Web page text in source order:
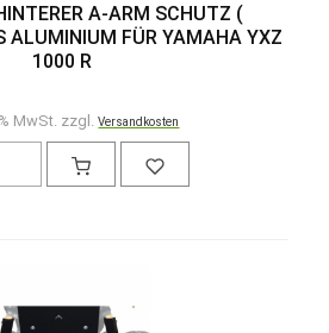
A-ARM SCHUTZ (
ALUMINIUM FÜR YAMAHA YXZ
1000 R
MwSt. zzgl.Versandkosten